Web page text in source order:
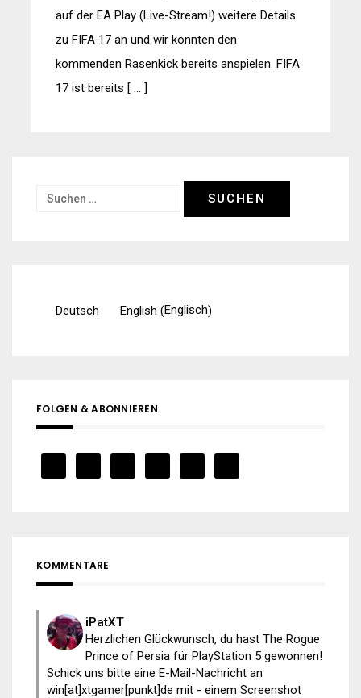
auf der EA Play (Live-Stream!) weitere Details
zu FIFA 17 an und wir konnten den
kommenden Rasenkick bereits anspielen. FIFA
17 ist bereits [ … ]
Suchen
Deutsch English (Englisch)
FOLGEN & ABONNIEREN
KOMMENTARE
iPatXT
Herzlichen Glückwunsch, du hast The Rogue
Prince of Persia für PlayStation 5 gewonnen!
Schick uns bitte eine E-Mail-Nachricht an
win[at]xtgamer[punkt]de mit - einem Screenshot